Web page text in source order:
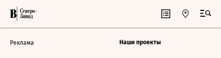
Реклама Наши проекты